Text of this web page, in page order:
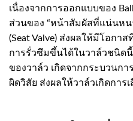
เนื่องจากการออกแบบของ
ส่วนของ “หน้าสัมผัสที่แน่นหน
(Seat Valve) ส่งผลให้มีโอกา
การรั่วซึมขึ้นได้ในวาล์วชนิด
ของวาล์ว เกิดจากกระบวนก
ผิดวิสัย ส่งผลให้วาล์วเกิดการ